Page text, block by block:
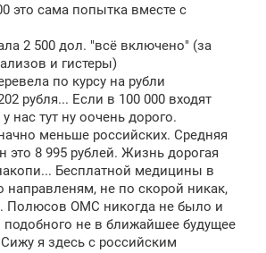
это сама попытка вместе с
2 500 дол. "всё включено" (за
и гистеры)
по курсу на рубли
рубля... Если в 100 000 входят
нас тут ну оочень дорого.
меньше российских. Средняя
это 8 995 рублей. Жизнь дорогая
Бесплатной медицины в
направленям, не по скорой никак,
Полюсов ОМС никогда не было и
подобного не в ближайшее будущее
я здесь с российским